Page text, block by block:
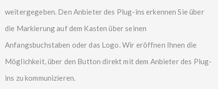
weitergegeben. Den Anbieter des Plug-ins erkennen Sie über
die Markierung auf dem Kasten über seinen
Anfangsbuchstaben oder das Logo. Wir eröffnen Ihnen die
Möglichkeit, über den Button direkt mit dem Anbieter des Plug-
ins zu kommunizieren.